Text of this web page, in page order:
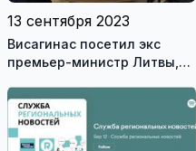
13 сентября 2023
Висагинас посетил экс
премьер-министр Литвы,
Буткявичюс (видео)